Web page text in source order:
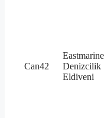
Can42
Eastmarine
Denizcilik
Eldiveni